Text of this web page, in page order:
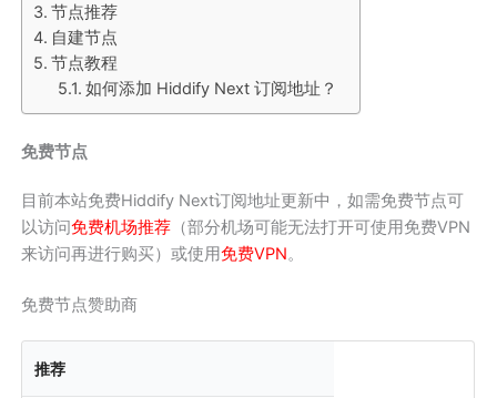
节点推荐
自建节点
节点教程
如何添加 Hiddify Next 订阅地址？
免费节点
目前本站免费Hiddify Next订阅地址更新中，如需免费节点可
以访问免费机场推荐 （部分机场可能无法打开可使用免费VPN
来访问再进行购买）或使用免费VPN。
免费节点赞助商
推荐